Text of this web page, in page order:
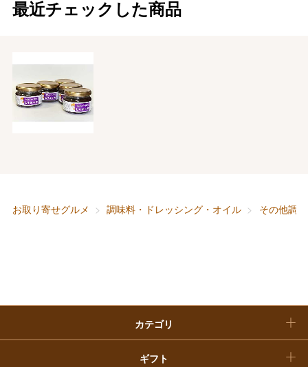
最近チェックした商品
お取り寄せグルメ 調味料・ドレッシング・オイル その他調
カテゴリ
ギフト
快気祝い
バレンタインチョコレート
福袋